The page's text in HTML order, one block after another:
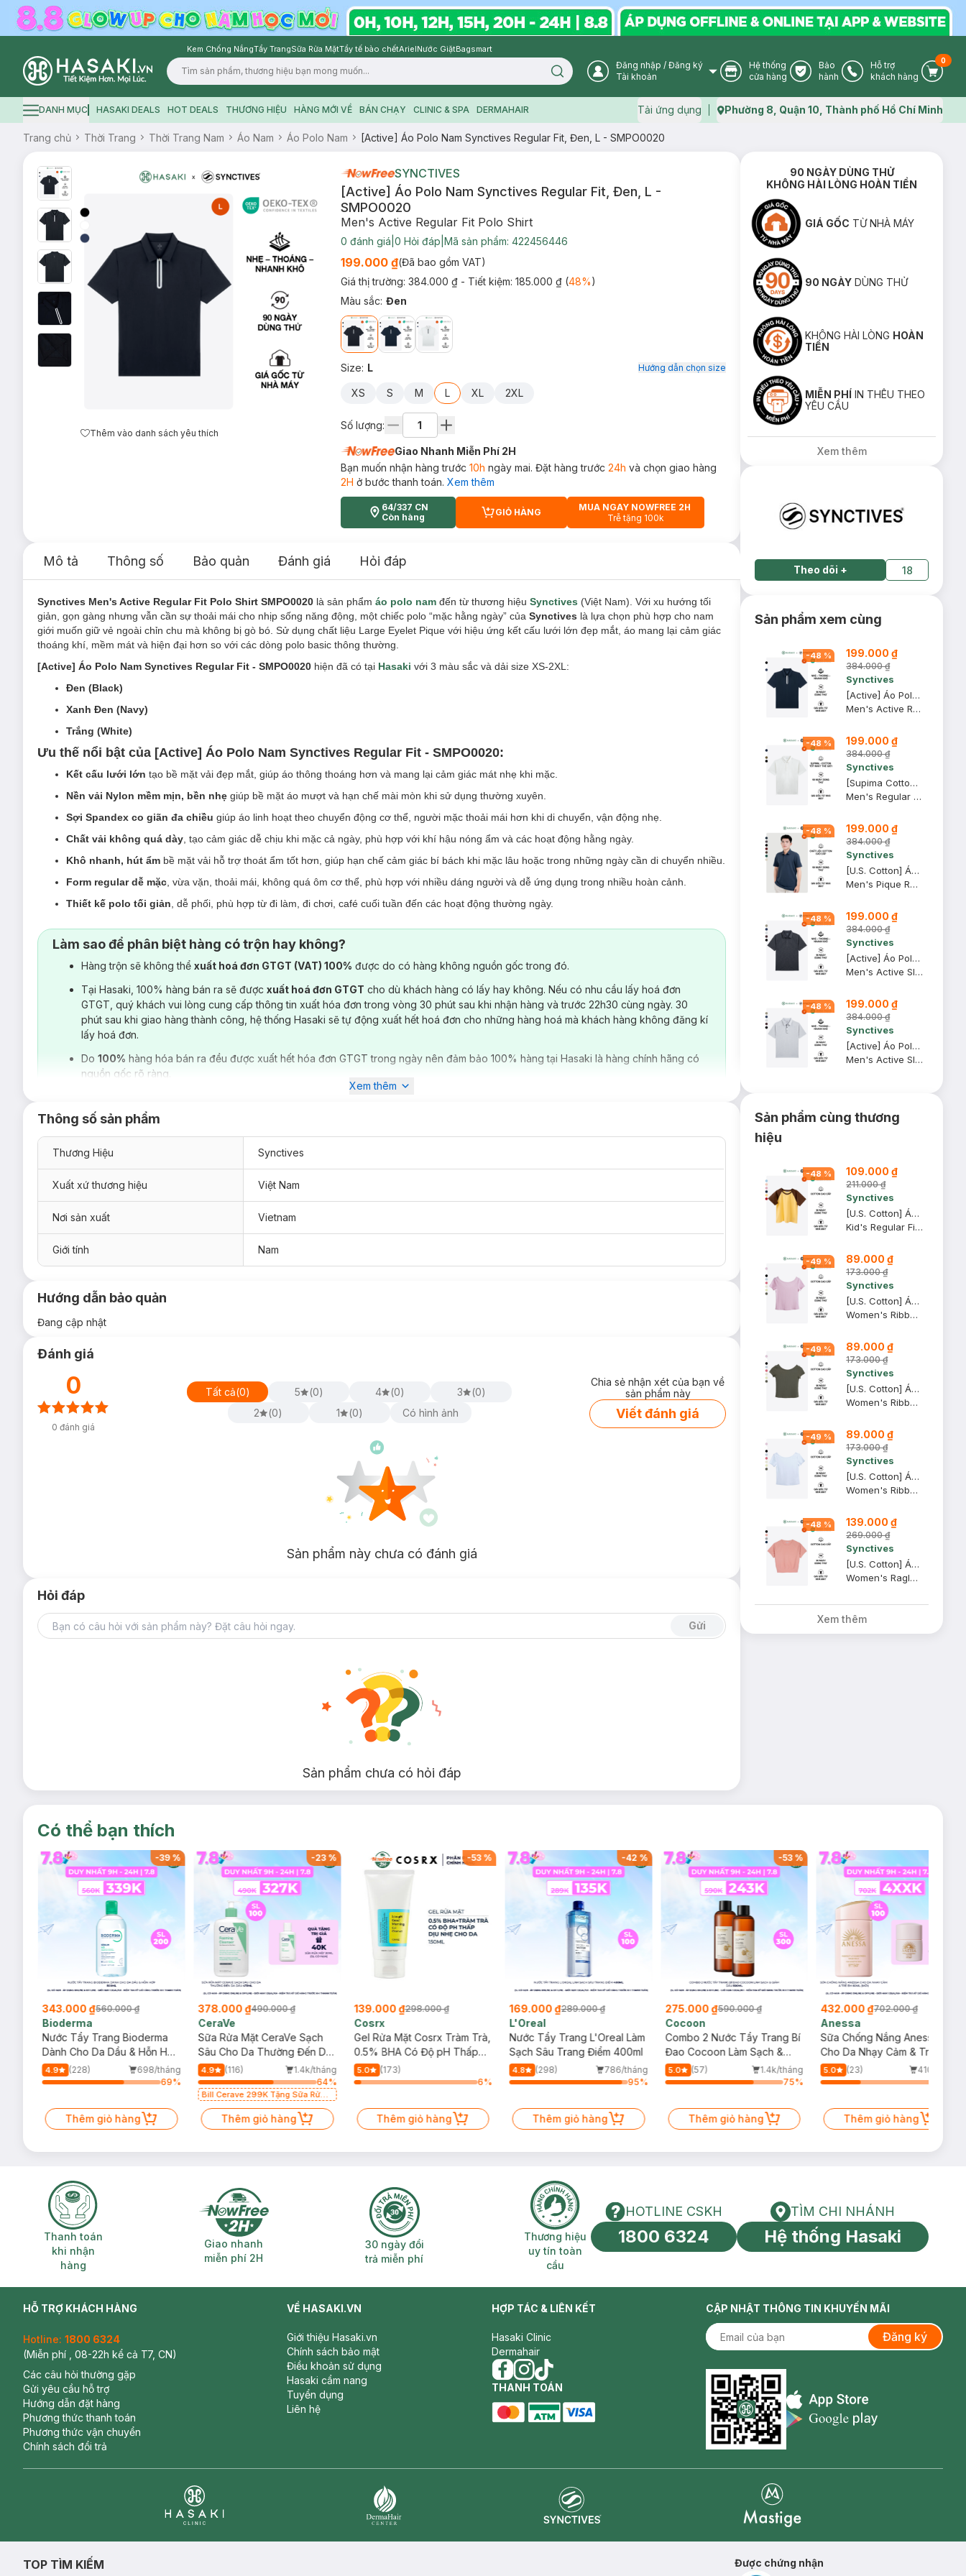
Kem Chống NắngTẩy TrangSữa Rửa MặtTẩy tế bào chếtArielNước GiặtBagsmart
Logo
Search icon User Icon
Đăng nhập / Đăng ký
Tài khoản
Store Icon
Hệ thống
cửa hàng
Warranty Icon
Bảo
hành
Phone Icon
Hỗ trợ
khách hàng
Cart
0
Hamburger icon
DANH MỤC HASAKI DEALS HOT DEALS THƯƠNG HIỆU HÀNG MỚI VỀ BÁN CHẠY CLINIC & SPA DERMAHAIR Tải ứng dụng Map icon
Phường 8, Quận 10, Thành phố Hồ Chí Minh
Trang chủ Thời Trang Thời Trang Nam Áo Nam Áo Polo Nam [Active] Áo Polo Nam Synctives Regular Fit, Đen, L - SMPO0020
Thêm vào danh sách yêu thích
SYNCTIVES
[Active] Áo Polo Nam Synctives Regular Fit, Đen, L -
SMPO0020
Men's Active Regular Fit Polo Shirt
0 đánh giá 0 Hỏi đáp Mã sản phẩm: 422456446
199.000 ₫(Đã bao gồm VAT)
Giá thị trường: 384.000 ₫ - Tiết kiệm: 185.000 ₫(48%)
Màu sắc: Đen
Size: L Hướng dẫn chọn size
XS S M L XL 2XL
Số lượng:
Giao Nhanh Miễn Phí 2H
Bạn muốn nhận hàng trước 10h ngày mai. Đặt hàng trước 24h và chọn giao hàng
2H ở bước thanh toán. Xem thêm
64/337 CN
Còn hàng
CART PLUS ICON
GIỎ HÀNG
MUA NGAY NOWFREE 2H
Trễ tặng 100k
Mô tả Thông số Bảo quản Đánh giá Hỏi đáp
Synctives Men's Active Regular Fit Polo Shirt SMPO0020 là sản phẩm áo polo nam đến từ thương hiệu Synctives (Việt Nam). Với xu hướng tối
giản, gọn gàng nhưng vẫn cần sự thoải mái cho nhịp sống năng động, một chiếc polo “mặc hằng ngày” của Synctives là lựa chọn phù hợp cho nam
giới muốn giữ vẻ ngoài chỉn chu mà không bị gò bó. Sử dụng chất liệu Large Eyelet Pique với hiệu ứng kết cấu lưới lớn đẹp mắt, áo mang lại cảm giác
thoáng khí, mềm mát và hiện đại hơn so với các dòng polo basic thông thường.
[Active] Áo Polo Nam Synctives Regular Fit - SMPO0020 hiện đã có tại Hasaki với 3 màu sắc và dải size XS-2XL:
Đen (Black)
Xanh Đen (Navy)
Trắng (White)
Ưu thế nổi bật của [Active] Áo Polo Nam Synctives Regular Fit - SMPO0020:
Kết cấu lưới lớn tạo bề mặt vải đẹp mắt, giúp áo thông thoáng hơn và mang lại cảm giác mát nhẹ khi mặc.
Nền vải Nylon mềm mịn, bền nhẹ giúp bề mặt áo mượt và hạn chế mài mòn khi sử dụng thường xuyên.
Sợi Spandex co giãn đa chiều giúp áo linh hoạt theo chuyển động cơ thể, người mặc thoải mái hơn khi di chuyển, vận động nhẹ.
Chất vải không quá dày , tạo cảm giác dễ chịu khi mặc cả ngày, phù hợp với khí hậu nóng ẩm và các hoạt động hằng ngày.
Khô nhanh, hút ẩm bề mặt vải hỗ trợ thoát ẩm tốt hơn, giúp hạn chế cảm giác bí bách khi mặc lâu hoặc trong những ngày cần di chuyển nhiều.
Form regular dễ mặc , vừa vặn, thoải mái, không quá ôm cơ thể, phù hợp với nhiều dáng người và dễ ứng dụng trong nhiều hoàn cảnh.
Thiết kế polo tối giản , dễ phối, phù hợp từ đi làm, đi chơi, café cuối tuần đến các hoạt động thường ngày.
Làm sao để phân biệt hàng có trộn hay không?
Hàng trộn sẽ không thể xuất hoá đơn GTGT (VAT) 100% được do có hàng không nguồn gốc trong đó.
Tại Hasaki, 100% hàng bán ra sẽ được xuất hoá đơn GTGT cho dù khách hàng có lấy hay không. Nếu có nhu cầu lấy hoá đơn
GTGT, quý khách vui lòng cung cấp thông tin xuất hóa đơn trong vòng 30 phút sau khi nhận hàng và trước 22h30 cùng ngày. 30
phút sau khi giao hàng thành công, hệ thống Hasaki sẽ tự động xuất hết hoá đơn cho những hàng hoá mà khách hàng không đăng kí
lấy hoá đơn.
Do 100% hàng hóa bán ra đều được xuất hết hóa đơn GTGT trong ngày nên đảm bảo 100% hàng tại Hasaki là hàng chính hãng có
nguồn gốc rõ ràng.
Xem thêm
Thông số sản phẩm
Thương Hiệu Synctives
Xuất xứ thương hiệu Việt Nam
Nơi sản xuất Vietnam
Giới tính Nam
Hướng dẫn bảo quản
Đang cập nhật
Đánh giá
0
0 đánh giá
Tất cả(0) 5 (0) 4 (0) 3 (0)
2
(0) 1 (0) Có hình ảnh
Chia sẻ nhận xét của bạn về
sản phẩm này
Viết đánh giá
Sản phẩm này chưa có đánh giá
Hỏi đáp
Gửi
Sản phẩm chưa có hỏi đáp
90 NGÀY DÙNG THỬ
KHÔNG HÀI LÒNG HOÀN TIỀN
GIÁ GỐC TỪ NHÀ MÁY
90 NGÀY DÙNG THỬ
KHÔNG HÀI LÒNG HOÀN
TIỀN
MIỄN PHÍ IN THÊU THEO
YÊU CẦU
Xem thêm
Theo dõi + 18
Sản phẩm xem cùng
-48 % 199.000 ₫
384.000 ₫
Synctives
[Active] Áo Polo Nam Synctives Regular Fit, Xanh Đen, L - SMPO0020
Men's Active Regular Fit Polo Shirt
-48 % 199.000 ₫
384.000 ₫
Synctives
[Supima Cotton] Áo Polo Nam Synctives Regular Fit, Trắng, M - CMPO0012
Men's Regular Fit Polo Shirt
-48 % 199.000 ₫
384.000 ₫
Synctives
[U.S. Cotton] Áo Polo Nam Synctives Regular Fit, Xanh Ðen, XL - CMPO0008
Men's Pique Regular Fit Classic Polo Shirt
-48 % 199.000 ₫
384.000 ₫
Synctives
[Active] Áo Polo Nam Synctives Slim Fit, Đen, XL - SMPO0013
Men's Active Slim Fit Polo Shirt
-48 % 199.000 ₫
384.000 ₫
Synctives
[Active] Áo Polo Nam Synctives Slim Fit, Xám Army, S - SMPO0013
Men's Active Slim Fit Polo Shirt
Sản phẩm cùng thương
hiệu
-48 % 109.000 ₫
211.000 ₫
Synctives
[U.S. Cotton] Áo Thun Tay Raglan Trẻ Em Synctives Regular Fit, Vàng Nhạt / Nâu Gỗ, 6 - CCTS0006
Kid's Regular Fit Raglan T-Shirt
-49 % 89.000 ₫
173.000 ₫
Synctives
[U.S. Cotton] Áo Thun Nữ Cổ Thuyền Synctives Slim Fit, Hồng Phấn, L - CWTS0013
Women's Ribbed U-neck Low Back T-shirt
-49 % 89.000 ₫
173.000 ₫
Synctives
[U.S. Cotton] Áo Thun Nữ Cổ Thuyền Synctives Slim Fit, Xanh Tro, S - CWTS0013
Women's Ribbed U-neck Low Back T-shirt
-49 % 89.000 ₫
173.000 ₫
Synctives
[U.S. Cotton] Áo Thun Nữ Cổ Thuyền Synctives Slim Fit, Trắng, XL - CWTS0013
Women's Ribbed U-neck Low Back T-shirt
-48 % 139.000 ₫
269.000 ₫
Synctives
[U.S. Cotton] Áo Croptop Nữ Synctives Tay Raglan, Hồng Đào, L - CWTS0012
Women's Raglan Cropped T-shirt
Xem thêm
Có thể bạn thích
-39%
343.000 ₫560.000 ₫
Bioderma
Nước Tẩy Trang Bioderma
Dành Cho Da Dầu & Hỗn Hợp
500ml
4.9 (228)
698/tháng
69%
Thêm giỏ hàng
-23%
378.000 ₫490.000 ₫
CeraVe
Sữa Rửa Mặt CeraVe Sạch
Sâu Cho Da Thường Đến Da
Dầu 473ml
4.9 (116)
1.4k/tháng
64%
Bill Cerave 299K Tặng Sữa Rửa
Thêm giỏ hàng
-53%
139.000 ₫298.000 ₫
Cosrx
Gel Rửa Mặt Cosrx Tràm Trà,
0.5% BHA Có Độ pH Thấp
150ml
5.0
(173)
6%
Thêm giỏ hàng
-42 %
169.000 ₫289.000 ₫
L'Oreal
Nước Tẩy Trang L'Oreal Làm
Sạch Sâu Trang Điểm 400ml
4.8 (298)
786/tháng
95%
Thêm giỏ hàng
-53%
275.000 ₫590.000 ₫
Cocoon
Combo 2 Nước Tẩy Trang Bí
Đao Cocoon Làm Sạch &
Giảm Dầu 500ml
5.0 (57)
1.4k/tháng
75%
Thêm giỏ hàng
432.000 ₫702.000 ₫
Anessa
Sữa Chống Nắng Anessa
Cho Da Nhạy Cảm & Trẻ Em
60ml (Mới)
5.0 (23)
410/tháng
Thêm giỏ hàng
Thanh toán khi nhận hàng
Thanh toán
khi nhận
hàng
Giao nhanh miễn phí 2H
Giao nhanh
miễn phí 2H
30 ngày đổi trả miễn phí
30 ngày đổi
trả miễn phí
Thương hiệu uy tín toàn cầu
Thương hiệu
uy tín toàn
cầu
HOTLINE CSKH
HOTLINE CSKH
1800 6324
Tìm chi nhánh
TÌM CHI NHÁNH
Hệ thống Hasaki
HỖ TRỢ KHÁCH HÀNG
Hotline: 1800 6324
(Miễn phí , 08-22h kể cả T7, CN)
Các câu hỏi thường gặp
Gửi yêu cầu hỗ trợ
Hướng dẫn đặt hàng
Phương thức thanh toán
Phương thức vận chuyển
Chính sách đổi trả
VỀ HASAKI.VN
Giới thiệu Hasaki.vn
Chính sách bảo mật
Điều khoản sử dụng
Hasaki cẩm nang
Tuyển dụng
Liên hệ
HỢP TÁC & LIÊN KẾT
Hasaki Clinic
Dermahair
facebook
instagram
tiktok
THANH TOÁN
CẬP NHẬT THÔNG TIN KHUYẾN MÃI
Đăng ký
Appstore icon
TOP TÌM KIẾM Được chứng nhận